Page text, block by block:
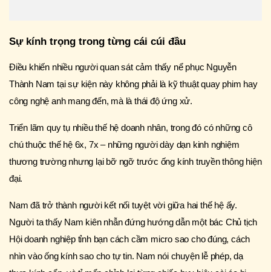
Sự kính trọng trong từng cái cúi đầu
Điều khiến nhiều người quan sát cảm thấy nể phục Nguyễn
Thành Nam tại sự kiện này không phải là kỹ thuật quay phim hay
công nghệ anh mang đến, mà là thái độ ứng xử.
Triển lãm quy tụ nhiều thế hệ doanh nhân, trong đó có những cô
chú thuộc thế hệ 6x, 7x – những người dày dạn kinh nghiệm
thương trường nhưng lại bỡ ngỡ trước ống kính truyền thông hiện
đại.
Nam đã trở thành người kết nối tuyệt vời giữa hai thế hệ ấy.
Người ta thấy Nam kiên nhẫn đứng hướng dẫn một bác Chủ tịch
Hội doanh nghiệp tỉnh bạn cách cầm micro sao cho đúng, cách
nhìn vào ống kính sao cho tự tin. Nam nói chuyện lễ phép, dạ